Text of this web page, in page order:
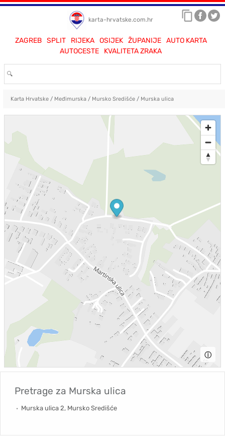
karta-hrvatske.com.hr
ZAGREB SPLIT RIJEKA OSIJEK ŽUPANIJE
AUTO KARTA
AUTOCESTE
KVALITETA ZRAKA
Karta Hrvatske/ Međimurska/ Mursko Središće/ Murska ulica
ⓘ
Pretrage za Murska ulica
Murska ulica 2, Mursko Središće